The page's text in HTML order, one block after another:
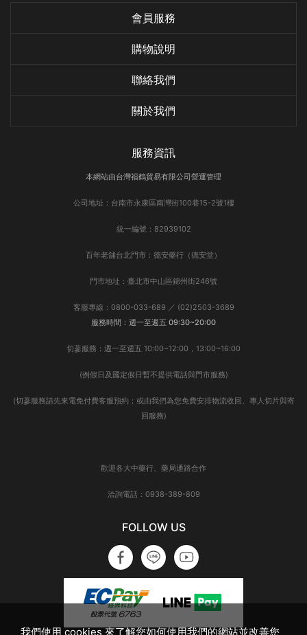
會員服務
購物說明
聯絡我們
關於我們
服務資訊
本網站由台灣福鶴貿易有限公司營運管理
公司地址：台南市永康區南灣街100巷15-2號1樓
統一編號：82939102
百年老舖台北門市：德安藥行（德安堂）
門市地址：臺北市中山區錦州街246號
客服專線：0800-033-689 ／ (02)2503-3689
服務時間：週一至週五 09:30~20:00
切蔘服務：週一至週五 10:00~12:00，13:00~16:00
(例假日及國定假日暫不提供電話與門市服務)
(切蔘服務請先來電免付費客服預約；或由我們為您免費安排物流收回、專人切片與寄
回服務)
歡迎各大中藥行、藥局通路合作
洽詢電話：0938-389-809
FOLLOW US
我們使用 cookies 來了解您如何使用我們的網站並改善您